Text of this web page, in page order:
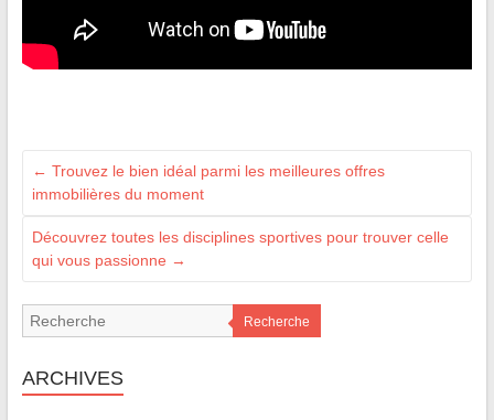
← Trouvez le bien idéal parmi les meilleures offres
immobilières du moment
Découvrez toutes les disciplines sportives pour trouver celle
qui vous passionne →
Recherche
ARCHIVES